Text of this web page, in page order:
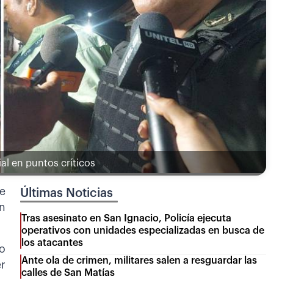
en puntos críticos
Últimas Noticias
Tras asesinato en San Ignacio, Policía ejecuta
operativos con unidades especializadas en busca de
los atacantes
Ante ola de crimen, militares salen a resguardar las
calles de San Matías